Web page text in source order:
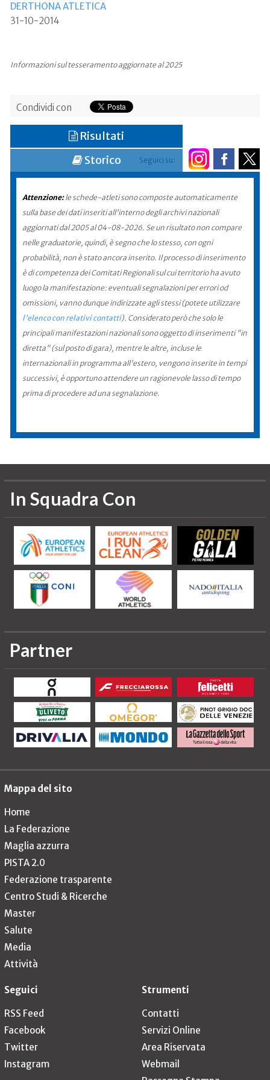
DERTHONA ATLETICA
31-10-2014
Informazioni sul tesseramento aggiornate al 2025
Condividi con
Seguici su:
Risultati
Storico
Attenzione:le schede-atleti sono composte automaticamente
sulla base dei dati inseriti all'interno degli archivi nazionali
aggiornati dal 2005 al 04-08-2026. Se un risultato non compare
nelle graduatorie, quindi, è segno che lo stesso, con ogni
probabilità, non è stato ancora inserito. Il processo di inserimento
è di competenza dei Comitati Regionali sul cui territorio ha avuto
luogo la manifestazione: eventuali segnalazioni per errori od
omissioni, vanno dunque indirizzate agli stessi (potete utilizzare
l'elenco con relativi contatti). Considerato però che solo le
principali manifestazioni nazionali sono oggetto di inserimenti "in
diretta" (sul posto di gara), mentre le altre, incluse le
internazionali in programma all'estero, vengono inserite in tempi
successivi, è opportuno attendere un ragionevole lasso di tempo
prima di procedere ad una segnalazione.
In Squadra Con
Partner
Mappa del sito
Home
La Federazione
Maglia azzurra
PISTA 2.0
Federazione trasparente
Centro Studi & Ricerche
Master
Salute
Media
Attività
Seguici
RSS Feed
Facebook
Twitter
Instagram
Strumenti
Contatti
Servizi Online
Area Riservata
Webmail